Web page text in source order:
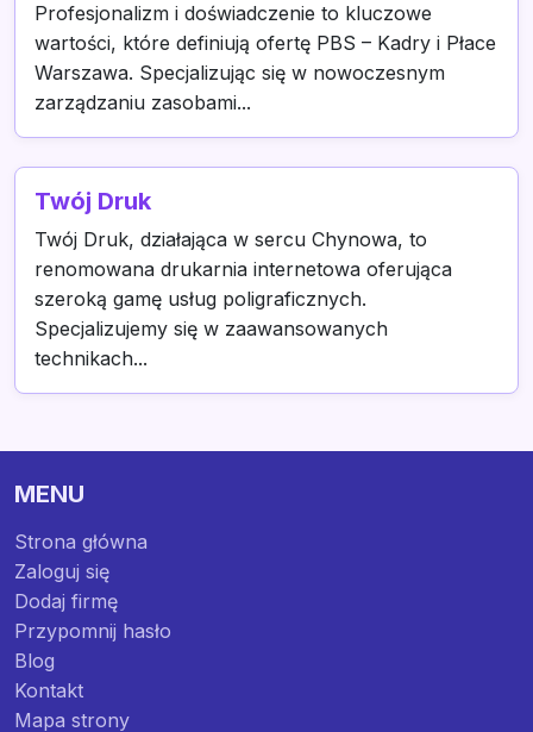
Profesjonalizm i doświadczenie to kluczowe
wartości, które definiują ofertę PBS – Kadry i Płace
Warszawa. Specjalizując się w nowoczesnym
zarządzaniu zasobami...
Twój Druk
Twój Druk, działająca w sercu Chynowa, to
renomowana drukarnia internetowa oferująca
szeroką gamę usług poligraficznych.
Specjalizujemy się w zaawansowanych
technikach...
MENU
Strona główna
Zaloguj się
Dodaj firmę
Przypomnij hasło
Blog
Kontakt
Mapa strony